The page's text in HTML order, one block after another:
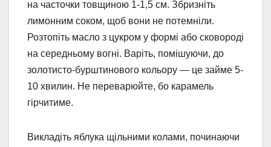
на часточки товщиною 1-1,5 см. Збризніть
лимонним соком, щоб вони не потемніли.
Розтопіть масло з цукром у формі або сковороді
на середньому вогні. Варіть, помішуючи, до
золотисто-бурштинового кольору — це займе 5-
10 хвилин. Не переварюйте, бо карамель
гірчитиме.
Викладіть яблука щільними колами, починаючи